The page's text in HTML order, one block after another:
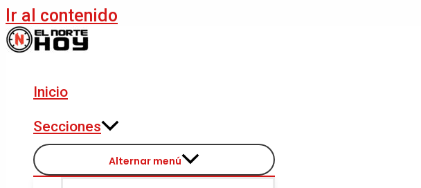
Ir al contenido
Inicio
Secciones
Alternar menú